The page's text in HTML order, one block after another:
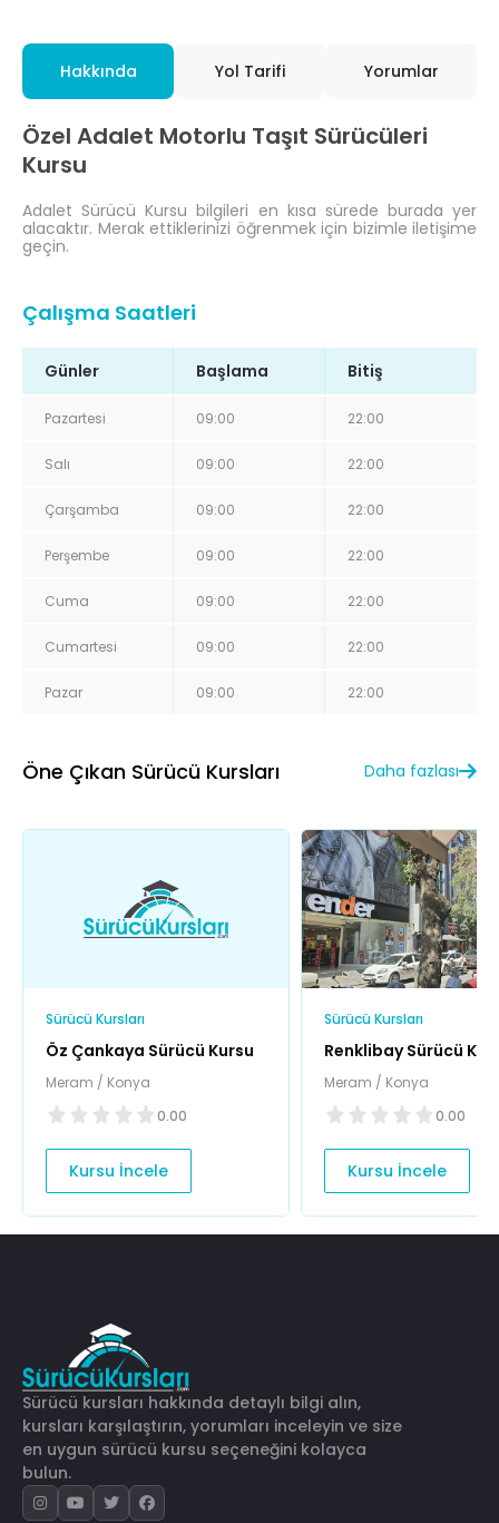
Hakkında Yol Tarifi Yorumlar
Özel Adalet Motorlu Taşıt Sürücüleri
Kursu
Adalet Sürücü Kursu bilgileri en kısa sürede burada yer
alacaktır. Merak ettiklerinizi öğrenmek için bizimle iletişime
geçin.
Çalışma Saatleri
Günler Başlama Bitiş
Pazartesi 09:00 22:00
Salı 09:00 22:00
Çarşamba 09:00 22:00
Perşembe 09:00 22:00
Cuma 09:00 22:00
Cumartesi 09:00 22:00
Pazar 09:00 22:00
Öne Çıkan Sürücü Kursları Daha fazlası
Sürücü Kursları
Öz Çankaya Sürücü Kursu
Meram / Konya
0.00
Kursu İncele
Sürücü Kursları
Renklibay Sürücü
Meram / Konya
0.00
Kursu İncele
Sürücü kursları hakkında detaylı bilgi alın,
kursları karşılaştırın, yorumları inceleyin ve size
en uygun sürücü kursu seçeneğini kolayca
bulun.